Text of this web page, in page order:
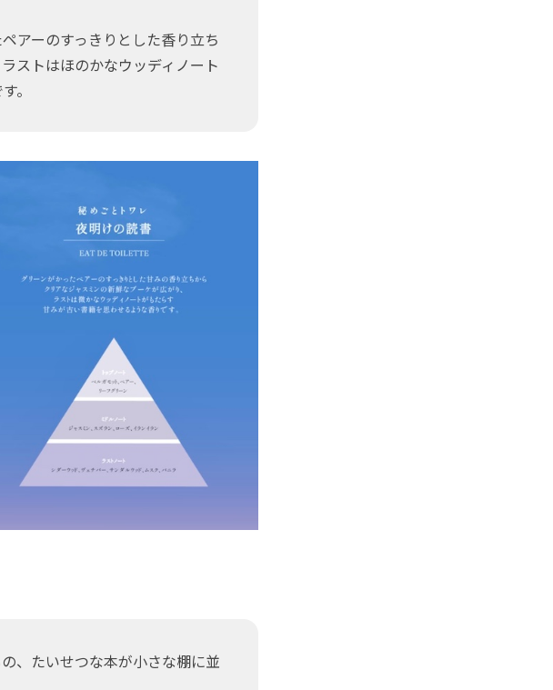
アーのすっきりとした香り立ち
ストはほのかなウッディノート
。
、たいせつな本が小さな棚に並